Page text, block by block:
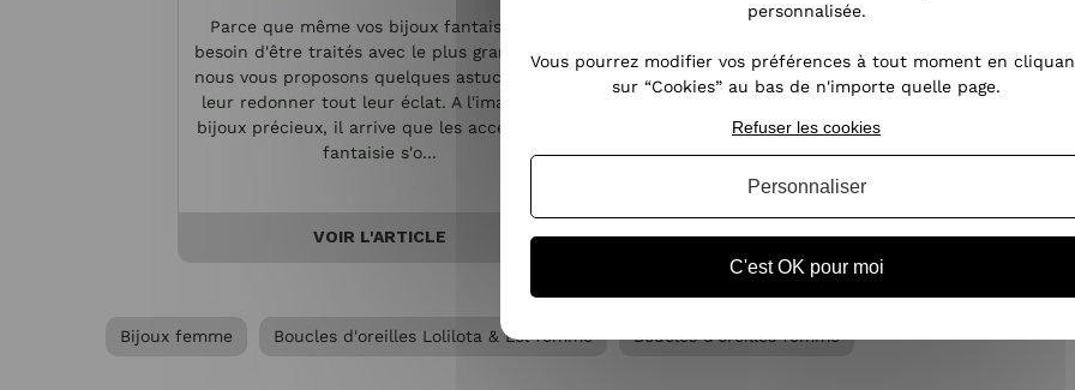
Parce que même vos bijoux fantaisie ont
besoin d'être traités avec le plus grand soin,
nous vous proposons quelques astuces pour
leur redonner tout leur éclat. A l'image des
bijoux précieux, il arrive que les accessoires
fantaisie s'o...
VOIR L'ARTICLE
Les boucles d’oreilles sont des accessoires
de mode incontournables spécialement
conçus pour compléter et agrémenter un
look. Pour que ce look soit réussi, ces bijoux
doivent se porter le plus naturellement
possible. Toutefois, parven...
VOIR L'ARTICLE
Bijoux femme Boucles d'oreilles Lolilota & Lol femme Boucles d'oreilles femme
personnalisée.
Vous pourrez modifier vos préférences à tout moment en
sur “Cookies” au bas de n'importe quelle page.
C'est OK pour moi
Refuser les cookies
Personnaliser